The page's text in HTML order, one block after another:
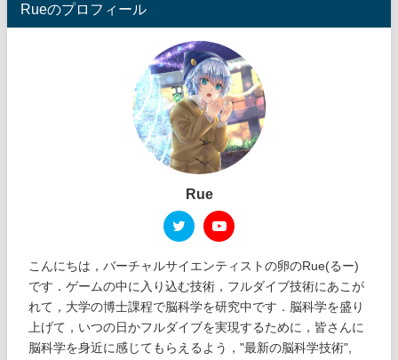
Rueのプロフィール
Rue
こんにちは，バーチャルサイエンティストの卵のRue(るー)
です．ゲームの中に入り込む技術，フルダイブ技術にあこが
れて，大学の博士課程で脳科学を研究中です．脳科学を盛り
上げて，いつの日かフルダイブを実現するために，皆さんに
脳科学を身近に感じてもらえるよう，"最新の脳科学技術",